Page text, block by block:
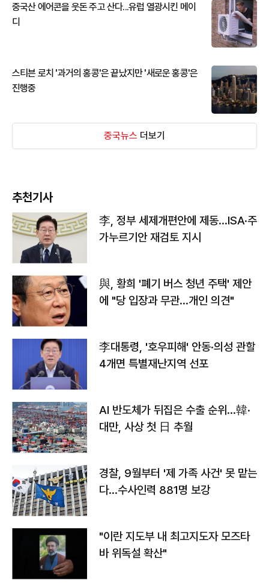
중국산 에어콘을 웃돈 주고 산다...유럽 열광시킨 메이
디
스티븐 로치 '과거의 홍콩'은 끝났지만 '새로운 홍콩'은
진행중
중국뉴스 더보기
추천기사
李, 정부 세제개편안에 제동…ISA·주
가누르기안 재검토 지시
與, 황희 '폐기 버스 청년 주택' 제안
에 "당 입장과 무관…개인 의견"
李대통령, '호우피해' 안동·의성 관할
4개면 특별재난지역 선포
AI 반도체가 뒤집은 수출 순위…韓·
대만, 사상 첫 日 추월
경찰, 9월부터 '제 가족 사건' 못 맡는
다…수사인력 881명 보강
"이란 지도부 내 최고지도자 모즈타
바 위독설 확산"